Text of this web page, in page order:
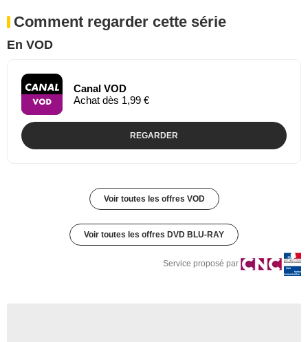
Comment regarder cette série
En VOD
Canal VOD
Achat dès 1,99 €
REGARDER
Voir toutes les offres VOD
Voir toutes les offres DVD BLU-RAY
Service proposé par